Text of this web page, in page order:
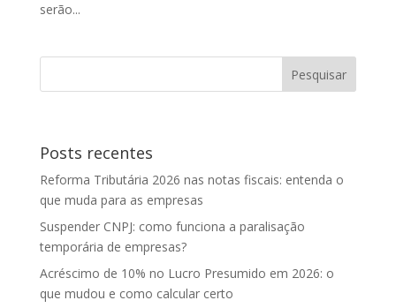
serão...
Posts recentes
Reforma Tributária 2026 nas notas fiscais: entenda o
que muda para as empresas
Suspender CNPJ: como funciona a paralisação
temporária de empresas?
Acréscimo de 10% no Lucro Presumido em 2026: o
que mudou e como calcular certo